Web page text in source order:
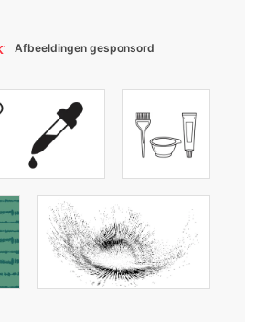
Afbeeldingen gesponsord